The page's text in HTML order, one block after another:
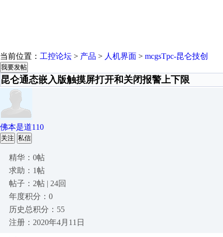
当前位置： 工控论坛 > 产品 > 人机界面 > mcgsTpc-昆仑技创
我要发帖
昆仑通态嵌入版触摸屏打开和关闭报警上下限
佛本是道110
关注 私信
精华：0帖
求助：1帖
帖子：2帖 | 24回
年度积分：0
历史总积分：55
注册：2020年4月11日